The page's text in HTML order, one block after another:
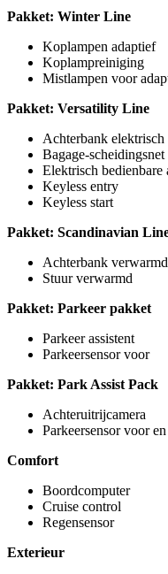
Pakket: Winter Line
Koplampen adaptief
Koplampreiniging
Mistlampen voor
Pakket: Versatility Line
Achterbank elektrisch
Bagage-scheidingsnet
Elektrisch bedienbare
Keyless entry
Keyless start
Pakket: Scandinavian
Achterbank verwarmd
Stuur verwarmd
Pakket: Parkeer pakket
Parkeer assistent
Parkeersensor voor
Pakket: Park Assist Pack
Achteruitrijcamera
Parkeersensor voor
Comfort
Boordcomputer
Cruise control
Regensensor
Exterieur